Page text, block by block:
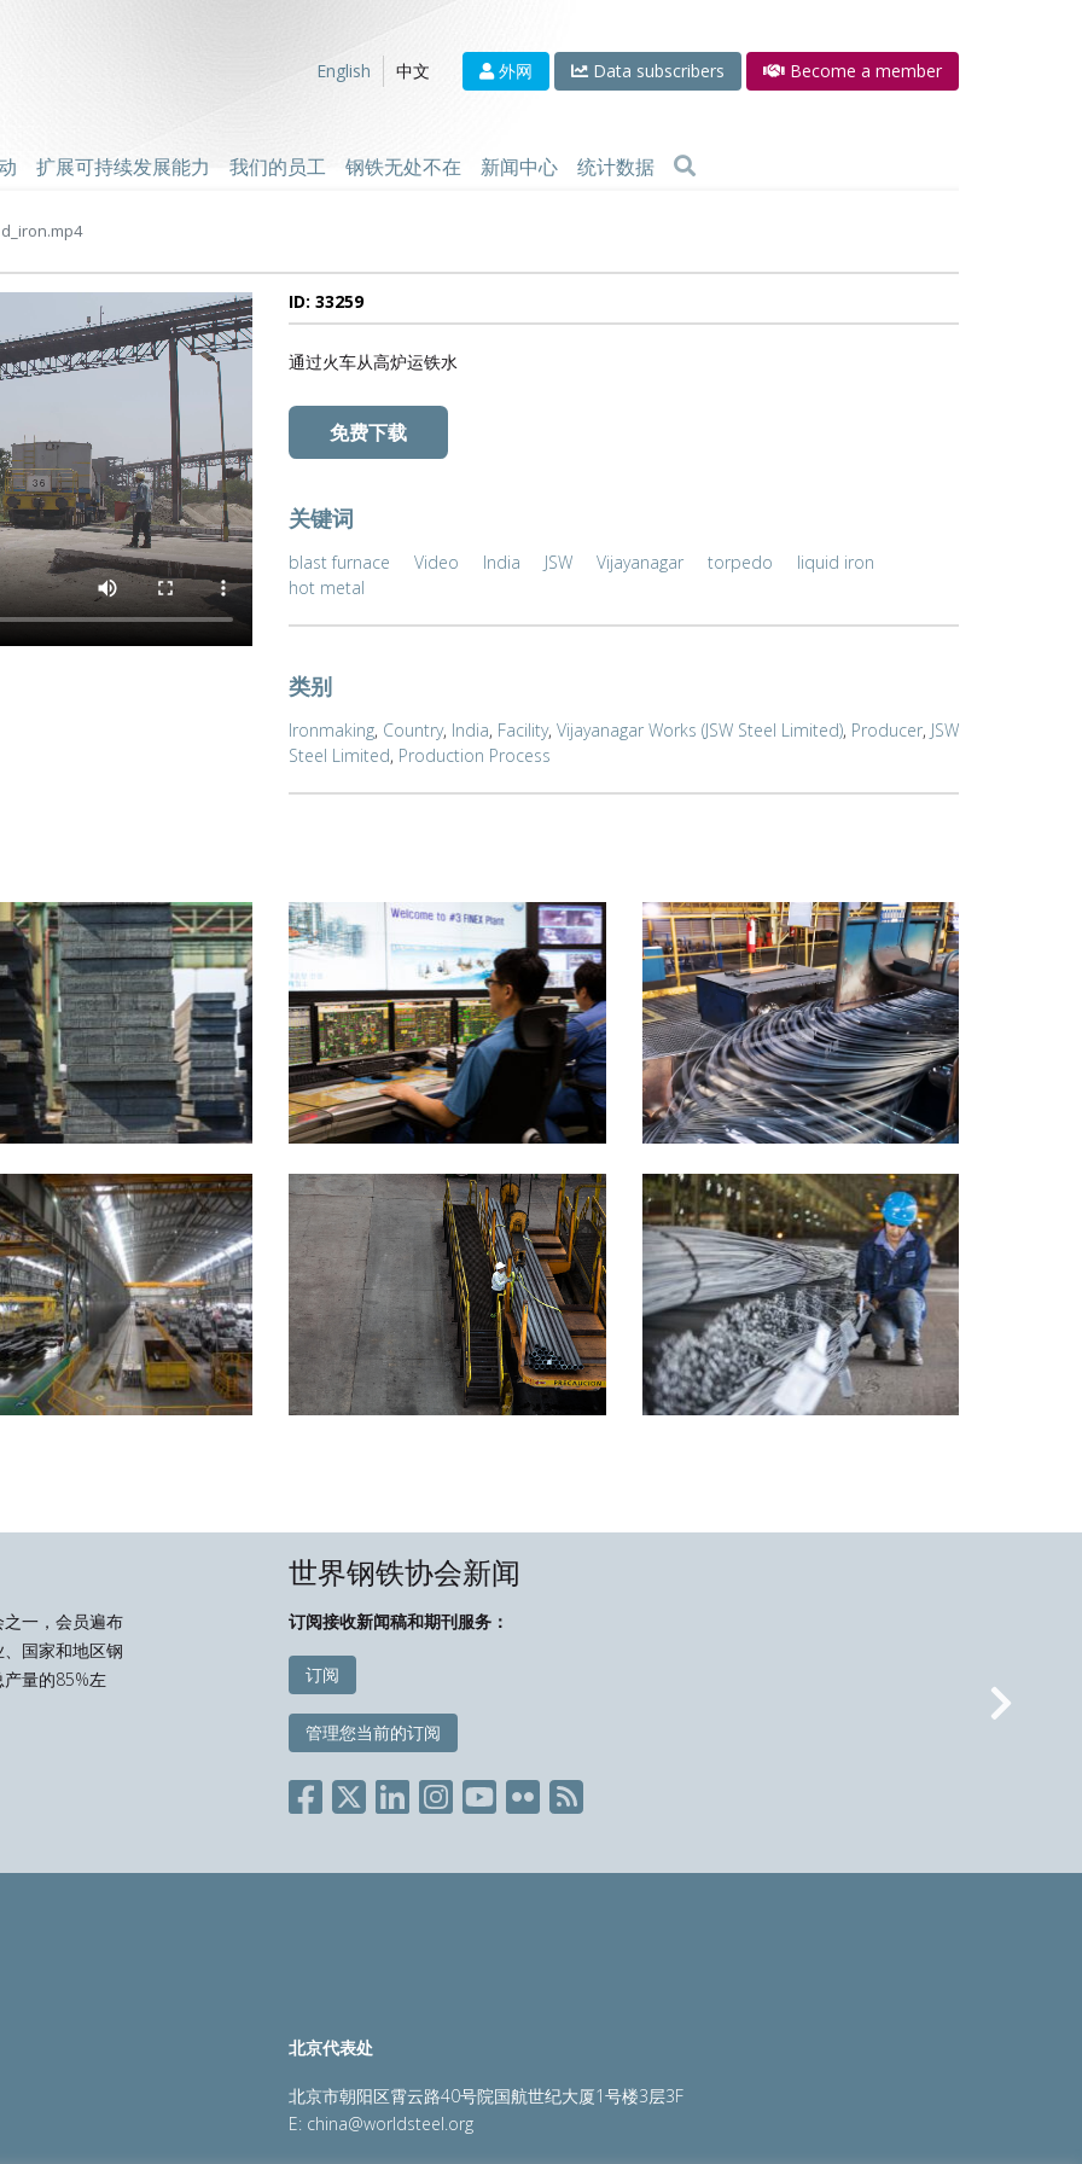
English 中文 外网 Data subscribers Become a member
扩展可持续发展能力 我们的员工 钢铁无处不在 新闻中心 统计数据
ID: 33259
通过火车从高炉运铁水
免费下载
关键词
blast furnace Video India JSW Vijayanagar torpedo
liquid iron
hot metal
类别
Ironmaking, Country, India, Facility, Vijayanagar Works (JSW Steel Limited), Producer, JSW
Steel Limited, Production Process
一，会员遍布
国家和地区钢
量的85%左
世界钢铁协会新闻
订阅接收新闻稿和期刊服务：
订阅
管理您当前的订阅 Next
北京代表处
北京市朝阳区霄云路40号院国航世纪大厦1号楼3层3F
E: china@worldsteel.org